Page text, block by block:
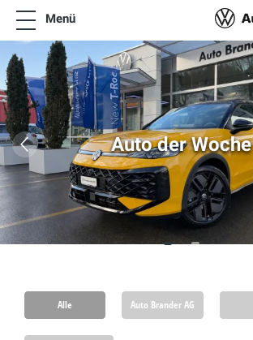
Menü
News
Angebote
Über uns
Online Termin vereinbaren
Neuwagen & Occasionen
Zubehör Preislisten VW Modelle
Fleet Competence Center
Kontakt
Auto der Woche
Alle Auto Brander AG